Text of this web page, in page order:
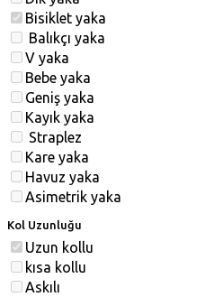
Bisiklet yaka
Balıkçı yaka
V yaka
Bebe yaka
Geniş yaka
Kayık yaka
Straplez
Kare yaka
Havuz yaka
Asimetrik yaka
Kol Uzunluğu
Uzun kollu
kısa kollu
Askılı